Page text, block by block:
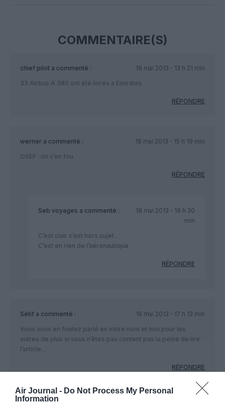
Air Journal - Do Not Process My Personal
Information
COMMENTAIRE(S)
chief pilot a commenté :
18 mai 2013 - 13 h 21 min
33 Airbus A 380 ont été livrés a Emirates
RÉPONDRE
werner a commenté :
18 mai 2013 - 15 h 19 min
OSEF : on s’en fou
RÉPONDRE
Seb voyages a commenté :
18 mai 2013 - 19 h 30
min
C’est clair c’est hors sujet .
C’est en rien de l’aéronautique
RÉPONDRE
Sétif a commenté :
18 mai 2013 - 17 h 13 min
Vous vous en foutez parlé en votre nom et non pour les
autres de plus si vous n’êtes pas content pas la peine de lire
l’article…
RÉPONDRE
r.talhaoui